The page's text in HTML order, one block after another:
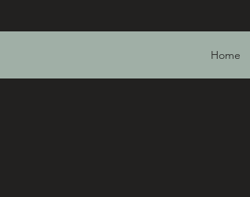
Home